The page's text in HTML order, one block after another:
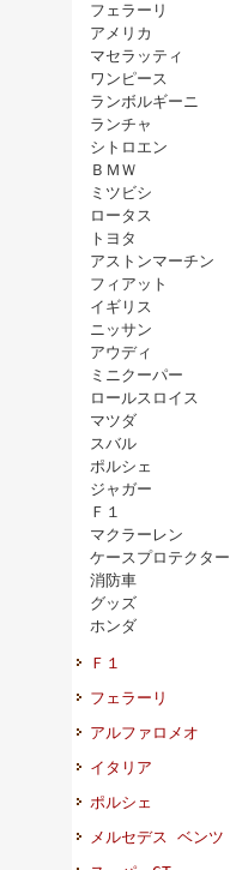
フェラーリ
アメリカ
マセラッティ
ワンピース
ランボルギーニ
ランチャ
シトロエン
ＢＭＷ
ミツビシ
ロータス
トヨタ
アストンマーチン
フィアット
イギリス
ニッサン
アウディ
ミニクーパー
ロールスロイス
マツダ
スバル
ポルシェ
ジャガー
Ｆ１
マクラーレン
ケースプロテクター
消防車
グッズ
ホンダ
Ｆ１
フェラーリ
アルファロメオ
イタリア
ポルシェ
メルセデス ベンツ